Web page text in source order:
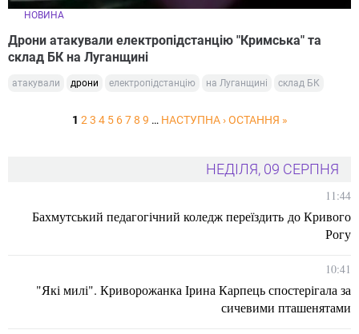
НОВИНА
Дрони атакували електропідстанцію "Кримська" та
склад БК на Луганщині
атакували дрони електропідстанцію на Луганщині склад БК
1 2 3 4 5 6 7 8 9 … НАСТУПНА › ОСТАННЯ »
НЕДІЛЯ, 09 СЕРПНЯ
11:44
Бахмутський педагогічний коледж переїздить до Кривого
Рогу
10:41
"Які милі". Криворожанка Ірина Карпець спостерігала за
сичевими пташенятами